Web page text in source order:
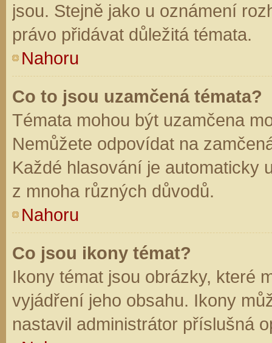
jsou. Stejně jako u oznámení
právo přidávat důležitá témata.
Nahoru
Co to jsou uzamčená témata?
Témata mohou být uzamčena
Nemůžete odpovídat na
Každé hlasování je automaticky
z mnoha různých důvodů.
Nahoru
Co jsou ikony témat?
Ikony témat jsou obrázky, které
vyjádření jeho obsahu. Ikony
nastavil administrátor příslušná